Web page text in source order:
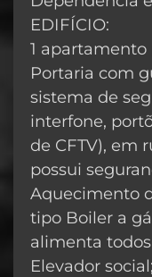
EDIFÍCIO:
1 apartamento
Portaria com
sistema de
interfone,
de CFTV), em
possui
Aquecimento
tipo Boiler a
alimenta
Elevador social;